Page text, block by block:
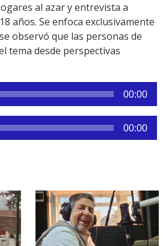
al azar y entrevista a
años. Se enfoca exclusivamente
observó que las personas de
tema desde perspectivas
00:00
00:00